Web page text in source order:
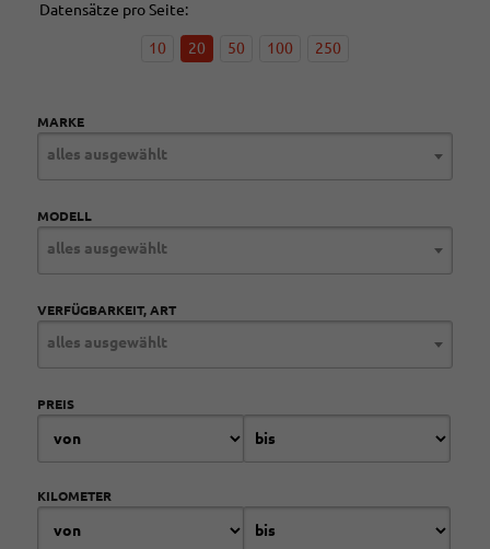
Datensätze pro Seite:
10 20 50 100 250
MARKE
alles ausgewählt
MODELL
alles ausgewählt
VERFÜGBARKEIT, ART
alles ausgewählt
PREIS
KILOMETER